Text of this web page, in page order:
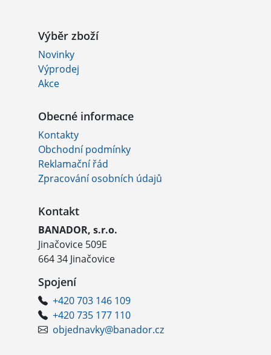
Výběr zboží
Novinky
Výprodej
Akce
Obecné informace
Kontakty
Obchodní podmínky
Reklamační řád
Zpracování osobních údajů
Kontakt
BANADOR, s.r.o.
Jinačovice 509E
664 34 Jinačovice
Spojení
+420 703 146 109
+420 735 177 110
objednavky@banador.cz